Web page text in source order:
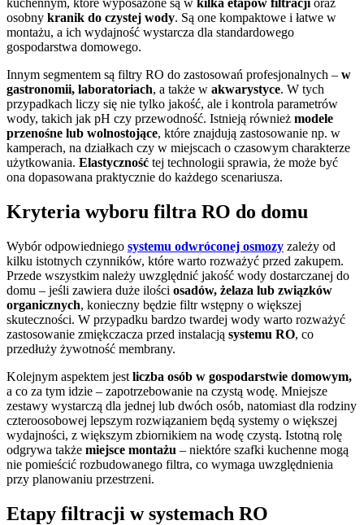
kuchennym, które wyposażone są w kilka etapów filtracji oraz
osobny kranik do czystej wody. Są one kompaktowe i łatwe w
montażu, a ich wydajność wystarcza dla standardowego
gospodarstwa domowego.
Innym segmentem są filtry RO do zastosowań profesjonalnych – w
gastronomii, laboratoriach, a także w akwarystyce. W tych
przypadkach liczy się nie tylko jakość, ale i kontrola parametrów
wody, takich jak pH czy przewodność. Istnieją również modele
przenośne lub wolnostojące, które znajdują zastosowanie np. w
kamperach, na działkach czy w miejscach o czasowym charakterze
użytkowania. Elastyczność tej technologii sprawia, że może być
ona dopasowana praktycznie do każdego scenariusza.
Kryteria wyboru filtra RO do domu
Wybór odpowiedniego systemu odwróconej osmozy zależy od
kilku istotnych czynników, które warto rozważyć przed zakupem.
Przede wszystkim należy uwzględnić jakość wody dostarczanej do
domu – jeśli zawiera duże ilości osadów, żelaza lub związków
organicznych, konieczny będzie filtr wstępny o większej
skuteczności. W przypadku bardzo twardej wody warto rozważyć
zastosowanie zmiękczacza przed instalacją systemu RO, co
przedłuży żywotność membrany.
Kolejnym aspektem jest liczba osób w gospodarstwie domowym,
a co za tym idzie – zapotrzebowanie na czystą wodę. Mniejsze
zestawy wystarczą dla jednej lub dwóch osób, natomiast dla rodziny
czteroosobowej lepszym rozwiązaniem będą systemy o większej
wydajności, z większym zbiornikiem na wodę czystą. Istotną rolę
odgrywa także miejsce montażu – niektóre szafki kuchenne mogą
nie pomieścić rozbudowanego filtra, co wymaga uwzględnienia
przy planowaniu przestrzeni.
Etapy filtracji w systemach RO